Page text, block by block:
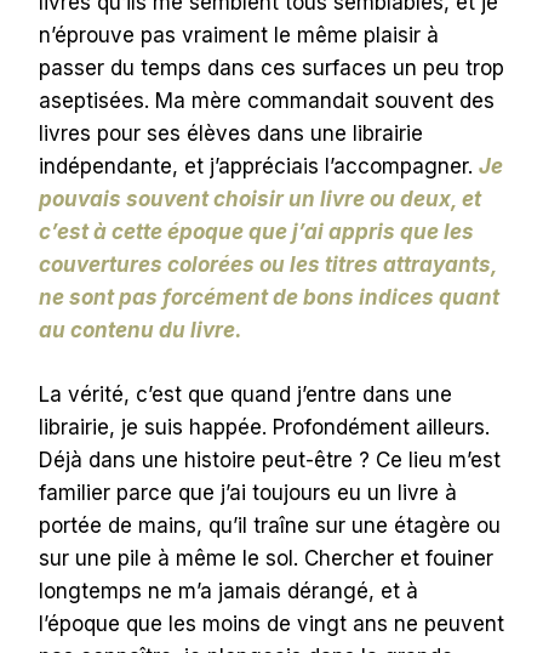
n’éprouve pas vraiment le même plaisir à
passer du temps dans ces surfaces un peu trop
aseptisées. Ma mère commandait souvent des
livres pour ses élèves dans une librairie
indépendante, et j’appréciais l’accompagner. Je
pouvais souvent choisir un livre ou deux, et
c’est à cette époque que j’ai appris que les
couvertures colorées ou les titres attrayants,
ne sont pas forcément de bons indices quant
au contenu du livre.
La vérité, c’est que quand j’entre dans une
librairie, je suis happée. Profondément ailleurs.
Déjà dans une histoire peut-être ? Ce lieu m’est
familier parce que j’ai toujours eu un livre à
portée de mains, qu’il traîne sur une étagère ou
sur une pile à même le sol. Chercher et fouiner
longtemps ne m’a jamais dérangé, et à
l’époque que les moins de vingt ans ne peuvent